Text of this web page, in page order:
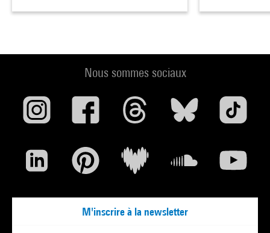
Nous sommes sociaux
M'inscrire à la newsletter